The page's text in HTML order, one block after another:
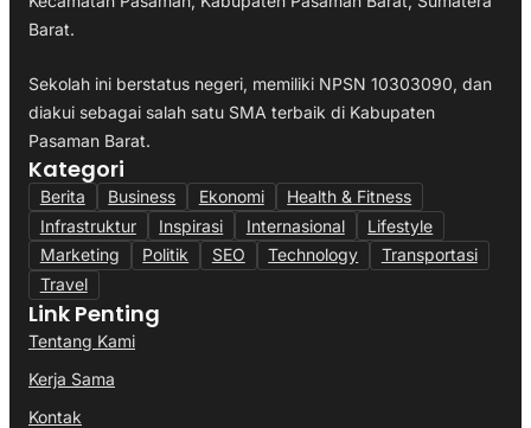
Barat.
Sekolah ini berstatus negeri, memiliki NPSN 10303090, dan
diakui sebagai salah satu SMA terbaik di Kabupaten
Pasaman Barat.
Kategori
Berita Business Ekonomi
Health & Fitness
Infrastruktur
Inspirasi Internasional
Lifestyle
Marketing
Politik SEO Technology
Transportasi
Travel
Link Penting
Tentang Kami
Kerja Sama
Kontak